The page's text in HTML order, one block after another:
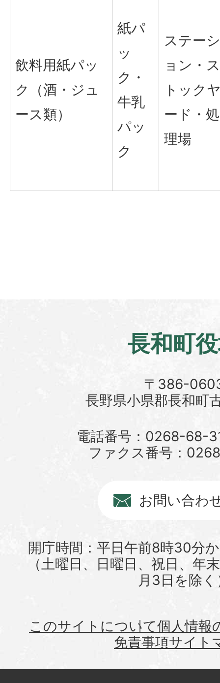
飲料用紙パッ
ク（酒・ジュ
ース類）
紙パ
ッ
ク・
牛乳
パッ
ク
ステーシ
ョン・ス
トック
ード・処
理場
長和町
〒386-
長野県小県郡長和町
電話番号：0268-68-
ファクス番号：
お問い合わ
開庁時間：平日午前8時30分
（土曜日、日曜日、祝日、年
月3日を除く
このサイトについて個人情報
免責事項サイト